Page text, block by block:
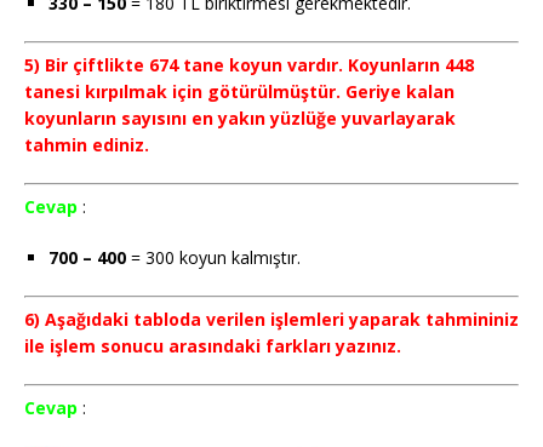
5) Bir çiftlikte 674 tane koyun vardır. Koyunların 448
tanesi kırpılmak için götürülmüştür. Geriye kalan
koyunların sayısını en yakın yüzlüğe yuvarlayarak
tahmin ediniz.
Cevap :
700 – 400 = 300 koyun kalmıştır.
6) Aşağıdaki tabloda verilen işlemleri yaparak tahmininiz
ile işlem sonucu arasındaki farkları yazınız.
Cevap :